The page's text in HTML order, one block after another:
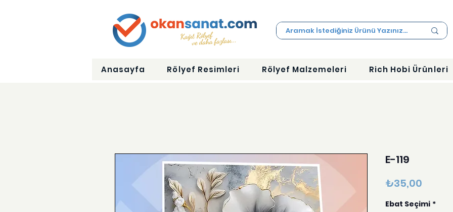
Anasayfa Rölyef Resimleri Rölyef Malzemeleri Rich Hobi Ürünleri
E-119
₺35,00
Ebat Seçimi *